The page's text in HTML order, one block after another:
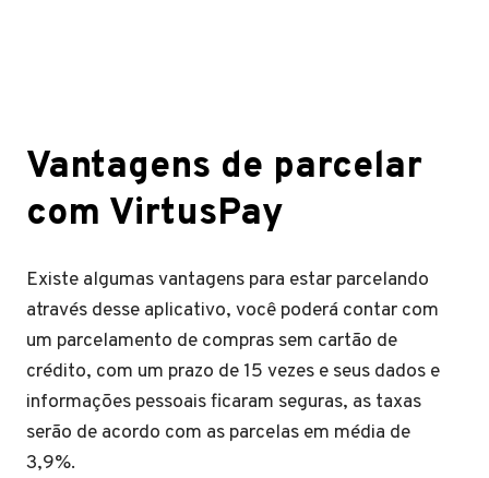
Vantagens de parcelar
com VirtusPay
Existe algumas vantagens para estar parcelando
através desse aplicativo, você poderá contar com
um parcelamento de compras sem cartão de
crédito, com um prazo de 15 vezes e seus dados e
informações pessoais ficaram seguras, as taxas
serão de acordo com as parcelas em média de
3,9%.